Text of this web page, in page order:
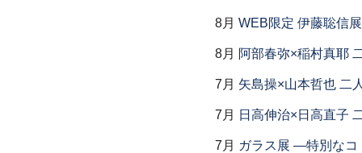
8月 WEB限定 伊藤聡信展
8月 阿部春弥×稲村真耶
7月 矢島操×山本哲也 二
7月 日高伸治×日高直子
7月 ガラス展 ―特別な